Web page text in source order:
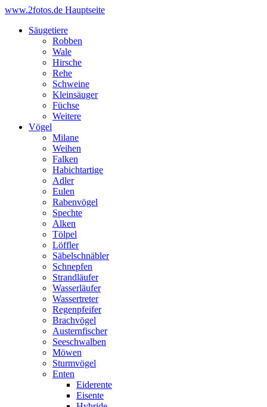
www.2fotos.de Hauptseite
Säugetiere
Robben
Wale
Hirsche
Rehe
Schweine
Kleinsäuger
Füchse
Weitere
Vögel
Milane
Weihen
Falken
Habichtartige
Adler
Eulen
Rabenvögel
Spechte
Alken
Tölpel
Löffler
Säbelschnäbler
Schnepfen
Strandläufer
Wasserläufer
Wassertreter
Regenpfeifer
Brachvögel
Austernfischer
Seeschwalben
Möwen
Sturmvögel
Enten
Eiderente
Eisente